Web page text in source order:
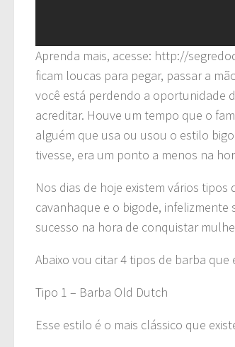
Aprenda mais, acesse: http://
ficam loucas para pegar, passar a
você está perdendo a oportunidade
acreditar. Houve um tempo que o
alguém que usa ou usou o estilo
tivesse, era um ponto a menos na
Nos dias de hoje existem vários
cavanhaque e o bigode, infelizmente
sucesso na hora de conquistar
Abaixo vou citar 4 tipos de barba
Tipo 1 – Barba Old Dutch
Esse estilo é o mais clássico que